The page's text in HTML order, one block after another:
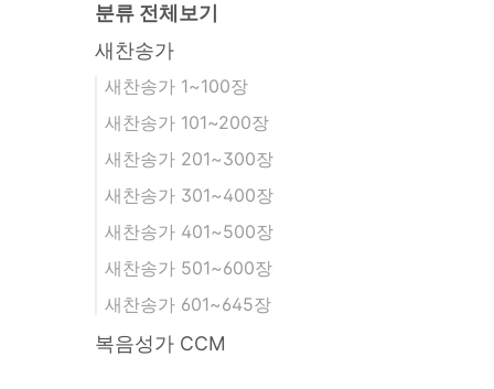
분류 전체보기
새찬송가
새찬송가 1~100장
새찬송가 101~200장
새찬송가 201~300장
새찬송가 301~400장
새찬송가 401~500장
새찬송가 501~600장
새찬송가 601~645장
복음성가 CCM